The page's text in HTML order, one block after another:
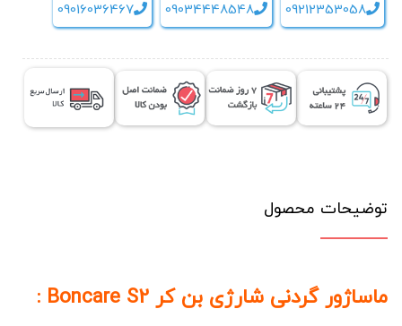
کر
S2
عدد
09212353058
09034448548
09016036467
توضیحات محصول
ماساژور گردنی شارژی بن کر Boncare S2 :